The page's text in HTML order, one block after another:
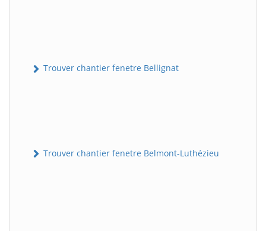
Trouver chantier fenetre Bellignat
Trouver chantier fenetre Belmont-Luthézieu